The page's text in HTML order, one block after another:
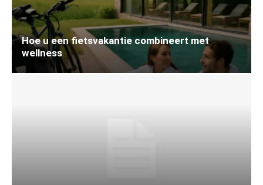
Hoe u een fietsvakantie combineert met
wellness